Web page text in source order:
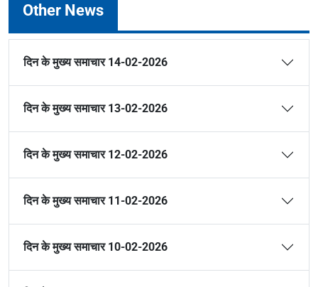
Other News
दिन के मुख्य समाचार 14-02-2026
दिन के मुख्य समाचार 13-02-2026
दिन के मुख्य समाचार 12-02-2026
दिन के मुख्य समाचार 11-02-2026
दिन के मुख्य समाचार 10-02-2026